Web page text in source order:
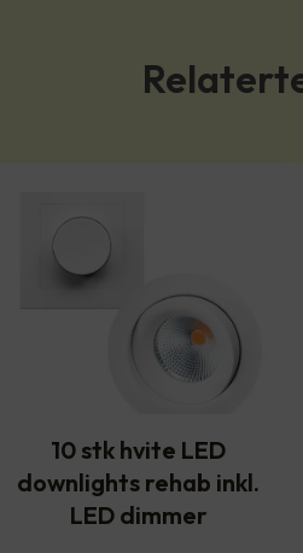
10 stk hvite LED
downlights rehab inkl.
LED dimmer